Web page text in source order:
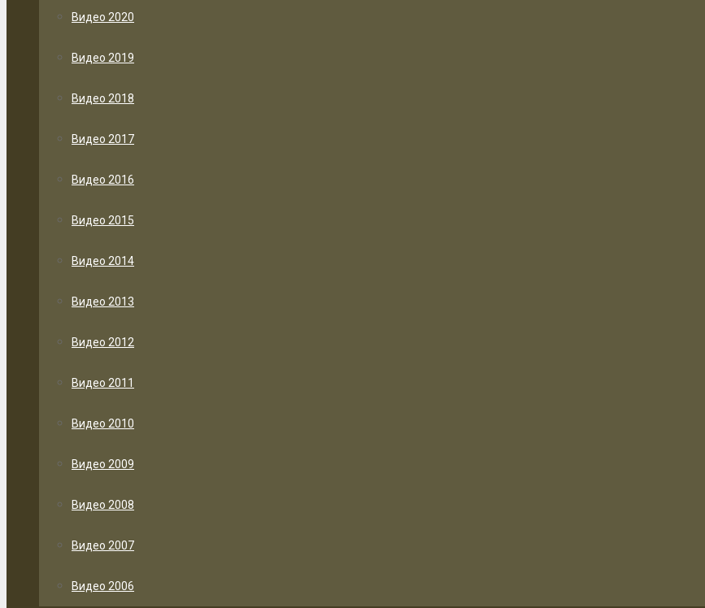
Видео 2020
Видео 2019
Видео 2018
Видео 2017
Видео 2016
Видео 2015
Видео 2014
Видео 2013
Видео 2012
Видео 2011
Видео 2010
Видео 2009
Видео 2008
Видео 2007
Видео 2006